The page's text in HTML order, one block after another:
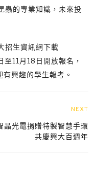
蟲的專業知識，未來投
招生資訊網下載
11月18日開放報名，
興趣的學生報考。
NEXT
晶光電捐贈特製智慧手環
共慶興大百週年